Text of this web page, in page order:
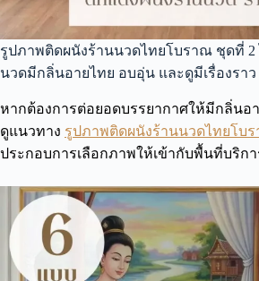
รูปภาพติดผนังร้านนวดไทยโบราณ ชุดที่ 2
นวดมีกลิ่นอายไทย อบอุ่น และดูมีเรื่องราว
หากต้องการต่อยอดบรรยากาศให้มีกลิ่นอ
ดูแนวทาง รูปภาพติดผนังร้านนวดไทยโบ
ประกอบการเลือกภาพให้เข้ากับพื้นที่บริกา